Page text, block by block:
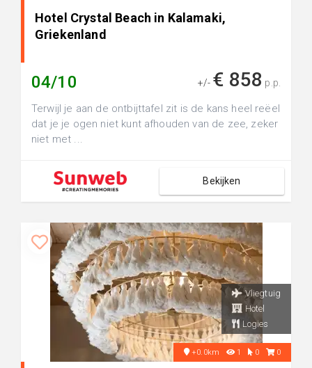
Hotel Crystal Beach in Kalamaki,
Griekenland
04/10 +/- € 858 p.p.
Terwijl je aan de ontbijttafel zit is de kans heel reëel
dat je je ogen niet kunt afhouden van de zee, zeker
niet met ...
Bekijken
Vliegtuig
Hotel
Logies
+0.0km 1 0 0